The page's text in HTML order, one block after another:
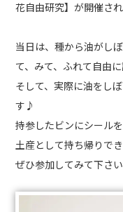
花自由研究】が開催され
当日は、種から油がし
て、みて、ふれて自由
そして、実際に油をし
す♪
持参したビンにシール
土産として持ち帰りで
ぜひ参加してみて下さ